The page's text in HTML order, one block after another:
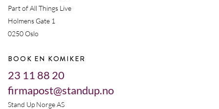
Part of All Things Live
Holmens Gate 1
0250 Oslo
BOOK EN KOMIKER
23 11 88 20
firmapost@standup.no
Stand Up Norge AS